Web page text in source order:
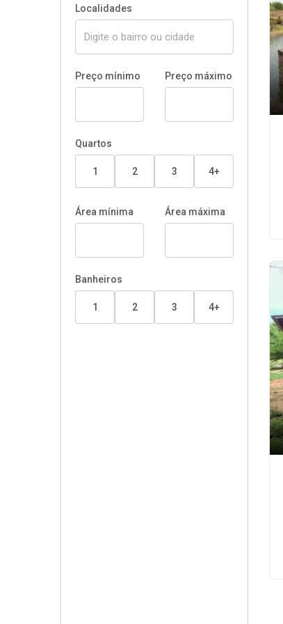
Localidades
Preço mínimo Preço máximo
Quartos
1 2 3 4+
Área mínima Área máxima
Banheiros
1 2 3 4+